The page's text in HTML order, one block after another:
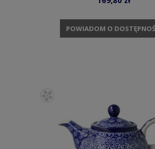
POWIADOM O